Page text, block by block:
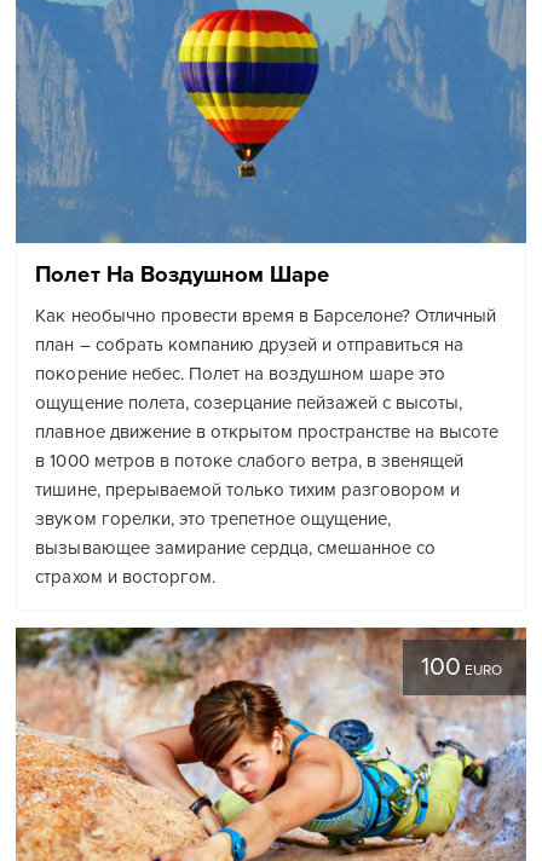
Полет На Воздушном Шаре
Как необычно провести время в Барселоне? Отличный
план – собрать компанию друзей и отправиться на
покорение небес. Полет на воздушном шаре это
ощущение полета, созерцание пейзажей с высоты,
плавное движение в открытом пространстве на высоте
в 1000 метров в потоке слабого ветра, в звенящей
тишине, прерываемой только тихим разговором и
звуком горелки, это трепетное ощущение,
вызывающее замирание сердца, смешанное со
страхом и восторгом.
100 EURO